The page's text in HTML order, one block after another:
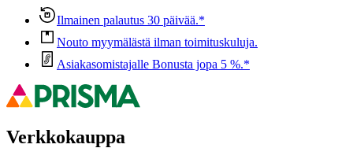
Ilmainen palautus 30 päivää.*
Nouto myymälästä ilman toimituskuluja.
Asiakasomistajalle Bonusta jopa 5 %.*
Verkkokauppa